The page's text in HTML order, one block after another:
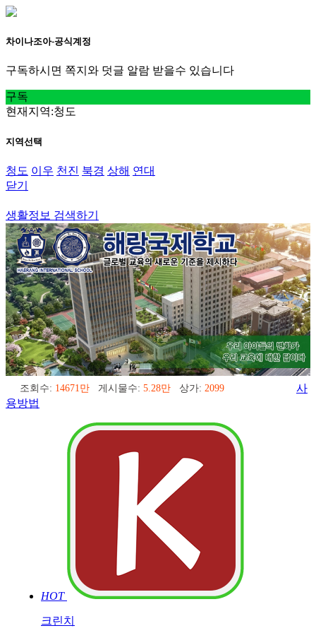
차이나조아-공식계정
구독하시면 쪽지와 덧글 알람 받을수 있습니다
구독
현재지역:청도
지역선택
청도 이우 천진 북경 상해 연대
닫기
생활정보 검색하기
조회수: 14671만 게시물수: 5.28만 상가: 2099
사
용방법
HOT
크린치